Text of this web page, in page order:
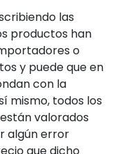
las
productos han
o
y puede que en
con la
mismo, todos los
valorados
algún error
que dicho